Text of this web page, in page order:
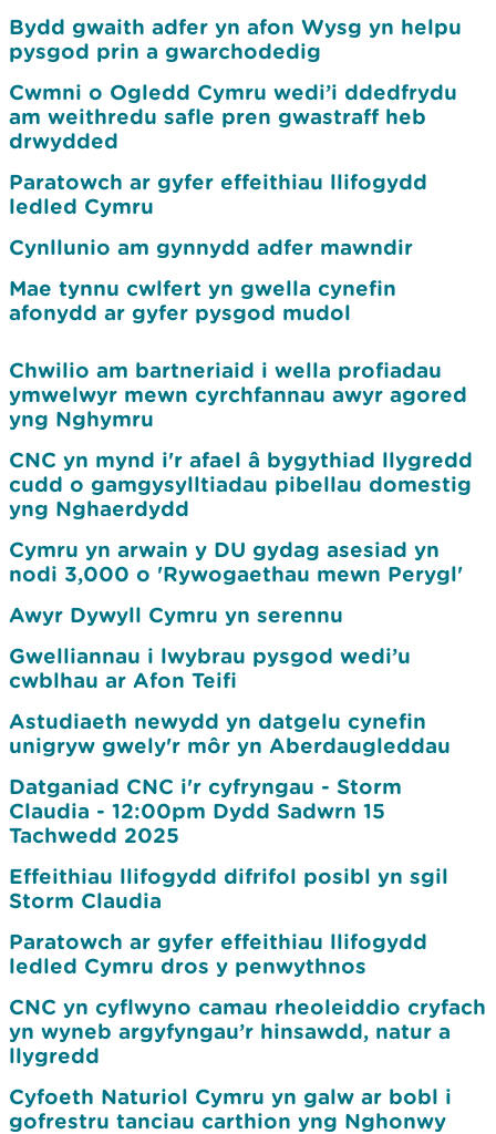
Bydd gwaith adfer yn afon Wysg yn helpu
pysgod prin a gwarchodedig
Cwmni o Ogledd Cymru wedi’i ddedfrydu
am weithredu safle pren gwastraff heb
drwydded
Paratowch ar gyfer effeithiau llifogydd
ledled Cymru
Cynllunio am gynnydd adfer mawndir
Mae tynnu cwlfert yn gwella cynefin
afonydd ar gyfer pysgod mudol
Chwilio am bartneriaid i wella profiadau
ymwelwyr mewn cyrchfannau awyr agored
yng Nghymru
CNC yn mynd i'r afael â bygythiad llygredd
cudd o gamgysylltiadau pibellau domestig
yng Nghaerdydd
Cymru yn arwain y DU gydag asesiad yn
nodi 3,000 o 'Rywogaethau mewn Perygl'
Awyr Dywyll Cymru yn serennu
Gwelliannau i lwybrau pysgod wedi’u
cwblhau ar Afon Teifi
Astudiaeth newydd yn datgelu cynefin
unigryw gwely'r môr yn Aberdaugleddau
Datganiad CNC i'r cyfryngau - Storm
Claudia - 12:00pm Dydd Sadwrn 15
Tachwedd 2025
Effeithiau llifogydd difrifol posibl yn sgil
Storm Claudia
Paratowch ar gyfer effeithiau llifogydd
ledled Cymru dros y penwythnos
CNC yn cyflwyno camau rheoleiddio cryfach
yn wyneb argyfyngau’r hinsawdd, natur a
llygredd
Cyfoeth Naturiol Cymru yn galw ar bobl i
gofrestru tanciau carthion yng Nghonwy